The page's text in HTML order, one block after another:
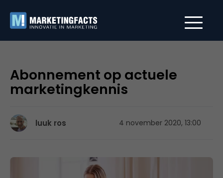
Abonnement op actuele
marketingkennis
luuk ros 4 november 2020, 13:00